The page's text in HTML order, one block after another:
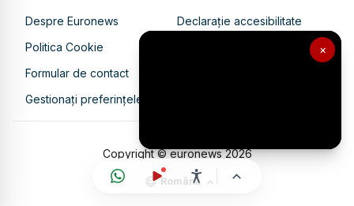
×
Despre Euronews
Declarație accesibilitate
Politica Cookie
Politica de confidențialitate
Formular de contact
Gestionați preferințele
Copyright © euronews2026
Română